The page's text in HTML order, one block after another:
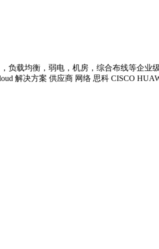
载均衡，弱电，机房，综合布线等企业
解决方案 供应商 网络 思科 CISCO